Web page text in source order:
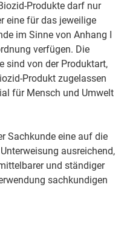
Produkte darf nur
eine für das jeweilige
im Sinne von Anhang I
verfügen. Die
sind von der Produktart,
Produkt zugelassen
für Mensch und Umwelt
Sachkunde eine auf die
ausreichend,
und ständiger
sachkundigen